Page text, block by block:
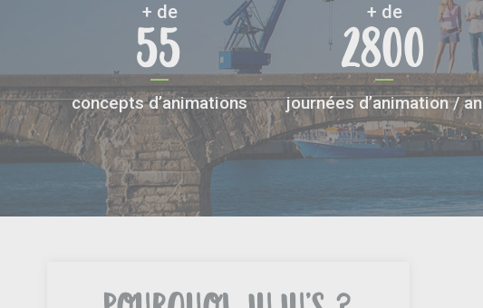
+ de
55
concepts d’animations
+ de
2800
journées d’animation / an